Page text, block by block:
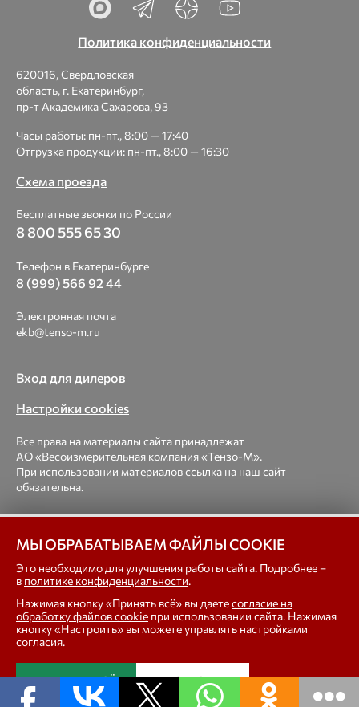
Политика конфиденциальности
620016, Свердловская
область, г. Екатеринбург,
пр-т Академика Сахарова, 93
Часы работы: пн-пт., 8:00 — 17:40
Отгрузка продукции: пн-пт., 8:00 — 16:30
Схема проезда
Бесплатные звонки по России
8 800 555 65 30
Телефон в Екатеринбурге
8 (999) 566 92 44
Электронная почта
ekb@tenso-m.ru
Вход для дилеров
Настройки cookies
Все права на материалы сайта принадлежат
АО «Весоизмерительная компания «Тензо-М».
При использовании материалов ссылка на наш сайт
обязательна.
платформенные, крановые, вагонные, бункерные,
тензодатчики
In english
МЫ ОБРАБАТЫВАЕМ ФАЙЛЫ COOKIE
Это необходимо для улучшения работы сайта. Подробнее –
в политике конфиденциальности.
Нажимая кнопку «Принять всё» вы даетесогласие на
обработку файлов cookie при использовании сайта. Нажимая
кнопку «Настроить» вы можете управлять настройками
согласия.
ПРИНЯТЬ ВСЁ НАСТРОИТЬ